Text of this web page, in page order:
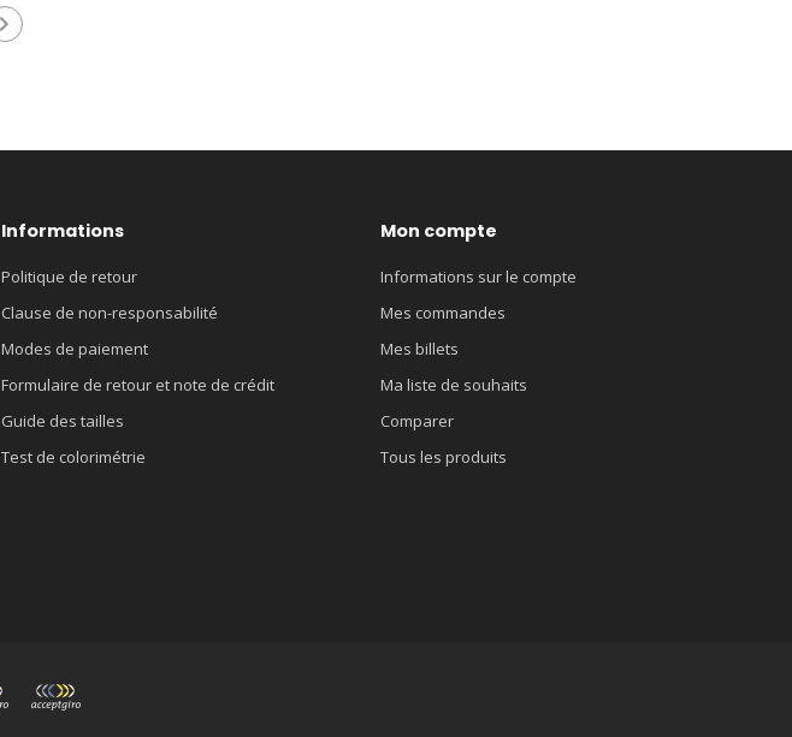
Informations
Politique de retour
Clause de non-responsabilité
Modes de paiement
Formulaire de retour et note de crédit
Guide des tailles
Test de colorimétrie
Mon compte
Informations sur le compte
Mes commandes
Mes billets
Ma liste de souhaits
Comparer
Tous les produits